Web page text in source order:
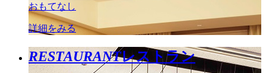
おもてなし
詳細をみる
RESTAURANTレストラン